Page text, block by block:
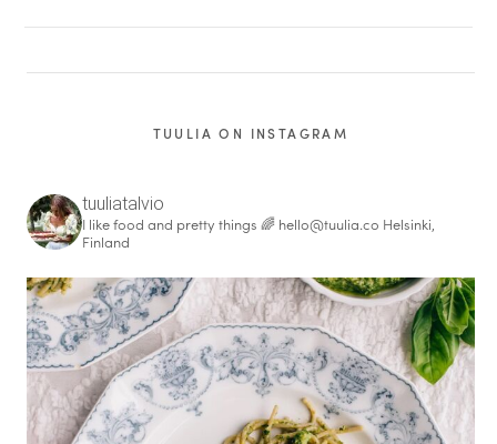
TUULIA ON INSTAGRAM
tuuliatalvio
I like food and pretty things 🌈 hello@tuulia.co Helsinki,
Finland